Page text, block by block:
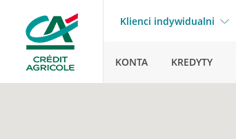
Klienci indywidualni
KONTA KREDYTY